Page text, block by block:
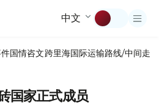
中文
国情咨文跨里海国际运输路线/中间走廊
国家正式成员